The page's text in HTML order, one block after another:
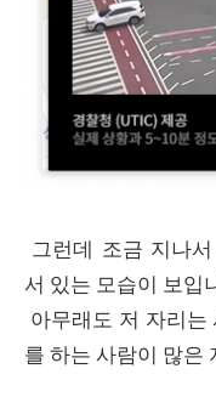
그런데 조금 지나
서 있는 모습이 보입
아무래도 저 자리는
를 하는 사람이 많은